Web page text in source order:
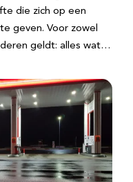
die zich op een
geven. Voor zowel
geldt: alles wat…